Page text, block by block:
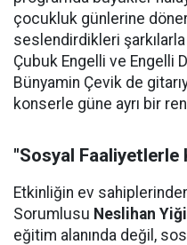
çocukluk günlerine
seslendirdikleri
Çubuk Engelli ve Engelli
Bünyamin Çevik de
konserle güne ayrı bir
"Sosyal Faaliyetlerle
Etkinliğin ev
Sorumlusu Neslihan
eğitim alanında değil,